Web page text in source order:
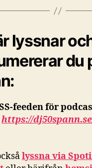
lyssnar
du
feeden för
https://
lyssna via